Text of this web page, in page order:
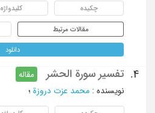
چکیده کلیدواژه
مقالات مرتبط
دانلود
4. تفسیر سورة الحشر
مقاله
نویسنده : محمد عزت دروزة ؛